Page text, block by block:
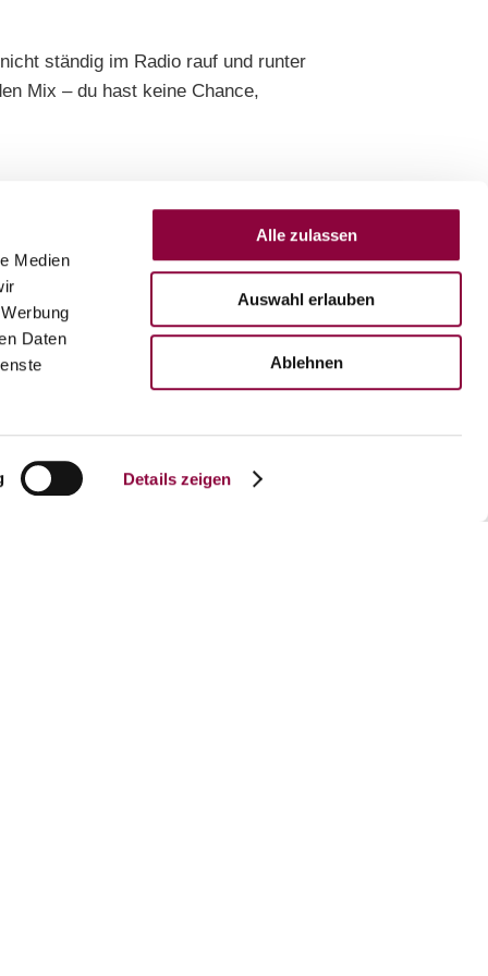
Medien
Daten
Details zeigen
Alle zulassen
Auswahl erlauben
Ablehnen
ständig im Radio rauf und runter
Mix – du hast keine Chance,